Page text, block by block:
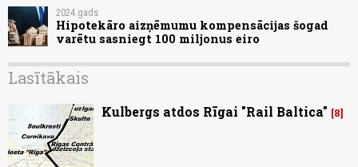
2024.gads
Hipotekāro aizņēmumu kompensācijas šogad
varētu sasniegt 100 miljonus eiro
Lasītākais
Kulbergs atdos Rīgai "Rail Baltica" 8